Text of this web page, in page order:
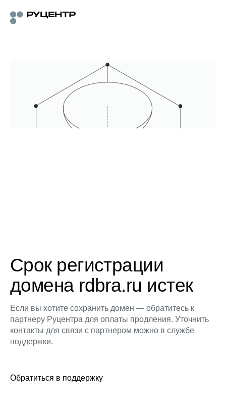
Срок регистрации
домена rdbra.ru истек
Если вы хотите сохранить домен — обратитесь к
партнеру Руцентра для оплаты продления. Уточнить
контакты для связи с партнером можно в службе
поддержки.
Обратиться в поддержку